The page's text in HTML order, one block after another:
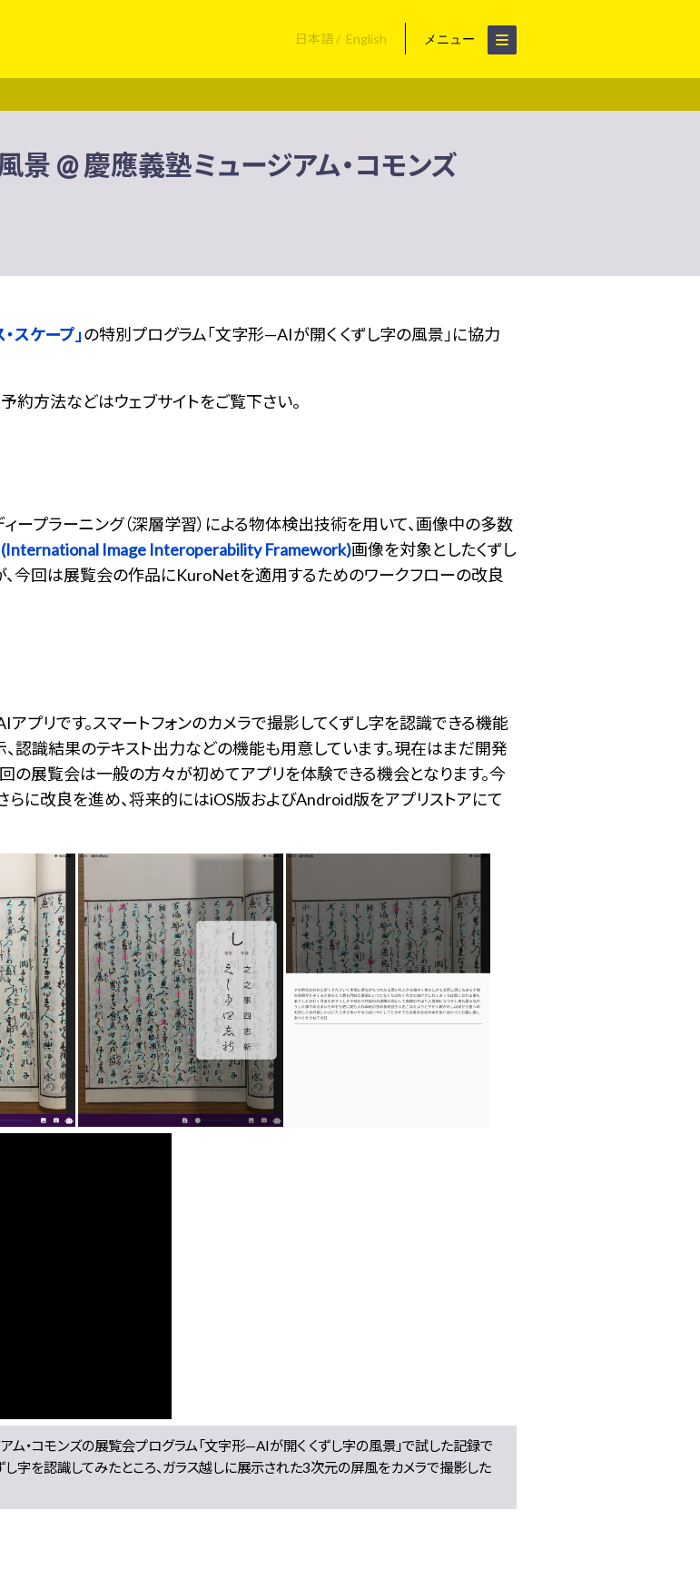
日本語 English メニュー
@ 慶應義塾ミュージアム・コモンズ
スケープ」の特別プログラム「文字形—AIが開く くずし字の風景」に協力
約方法などはウェブサイトをご覧下さい。
ィープラーニング（深層学習）による物体検出技術を用いて、画像中の多数
Image Interoperability Framework)画像を対象としたくずし
今回は展覧会の作品にKuroNetを適用するためのワークフローの改良
プリです。スマートフォンのカメラで撮影してくずし字を認識できる機能
認識結果のテキスト出力などの機能も用意しています。現在はまだ開発
の展覧会は一般の方々が初めてアプリを体験できる機会となります。今
に改良を進め、将来的にはiOS版およびAndroid版をアプリストアにて
アム・コモンズの展覧会プログラム「文字形—AIが開く くずし字の風景」で試した記録で
し字を認識してみたところ、ガラス越しに展示された3次元の屏風をカメラで撮影した